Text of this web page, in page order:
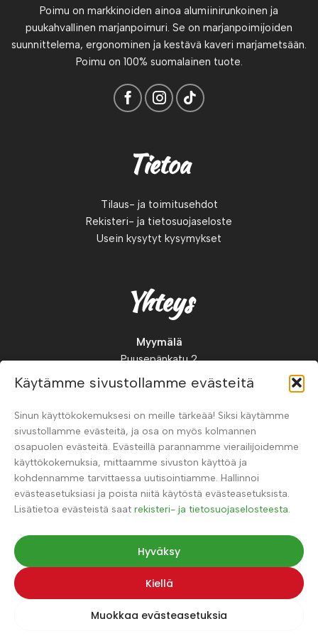
Käytämme sivustollamme evästeitä
Sinun käyttökokemuksesi on meille tärkeää! Siksi käytämme
sivustollamme evästeitä, ja osa on myös kolmannen
osapuolen evästeitä. Evästeillä parannamme vierailijoidemme
käyttökokemuksia, mittaamme sivuston käyttöä ja
kohdennamme tarvittaessa uutisointiamme. Hallinnoi
evästeasetuksiasi ja poista niitä käytöstä evästeasetuksista.
Lisätietoa evästeistä saat rekisteri- ja tietosuojaselosteesta.
Hyväksy
Kiellä
Muokkaa evästeasetuksia
Poimu on markkinoiden ainoa alumiinirunkoinen ja
puukahvallinen marjanpoimuri. Se on marjanpoimijoiden
suunnittelema, ergonominen ja kestävä kaveri marjametsään.
Poimu on 100% suomalainen tuote.
Tietoa
Tilaus- ja toimitusehdot
Rekisteri- ja tietosuojaseloste
Usein kysytyt kysymykset
Yhteys
Myymälä
Puusepänkatu 2
88900, Kuhmo
© 2026 Poimu
Muokkaa evästeasetuksiasi